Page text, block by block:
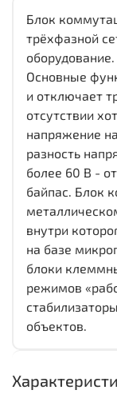
Блок
трёхфазной
Основные
и отключает
отсутствии
напряжение
разность
более 60 В -
байпас. Блок
внутри
на базе
блоки
режимов
объектов.